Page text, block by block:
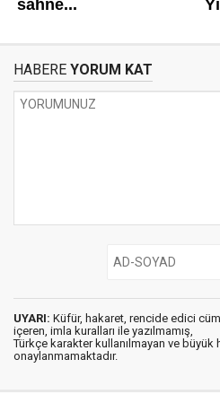
HABERE YORUM KAT
UYARI: Küfür, hakaret, rencide edici
içeren, imla kuralları ile yazılmamış,
Türkçe karakter kullanılmayan ve büyük
onaylanmamaktadır.